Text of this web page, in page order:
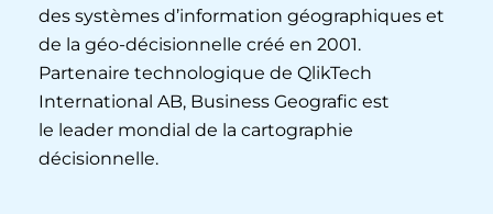
des systèmes d’information géographiques et
de la géo-décisionnelle créé en 2001.
Partenaire technologique de QlikTech
International AB, Business Geografic est
le leader mondial de la cartographie
décisionnelle.